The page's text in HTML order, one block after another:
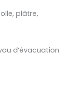
plâtre,
d’évacuation